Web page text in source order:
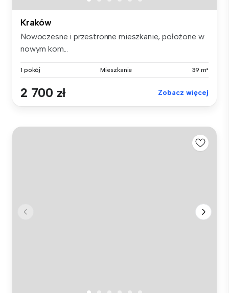
Kraków
Nowoczesne i przestronne mieszkanie, położone w
nowym kom...
1 pokój Mieszkanie 39 m²
2 700 zł Zobacz więcej